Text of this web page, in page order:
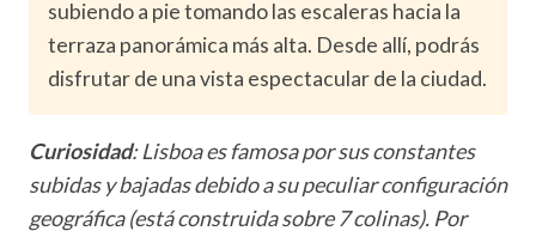
subiendo a pie tomando las escaleras hacia la
terraza panorámica más alta. Desde allí, podrás
disfrutar de una vista espectacular de la ciudad.
Curiosidad: Lisboa es famosa por sus constantes
subidas y bajadas debido a su peculiar configuración
geográfica (está construida sobre 7 colinas). Por